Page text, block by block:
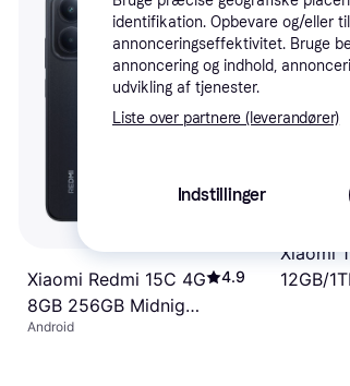
Xiaomi Redmi 15C 4G
8GB 256GB Midnight
Black
4.9
Android
Xiaomi
12GB/
identifikation. Opbevare og/eller
annonceringseffektivitet. Bruge
annoncering og indhold,
udvikling af tjenester.
Liste over partnere (leverandører)
Indstillinger